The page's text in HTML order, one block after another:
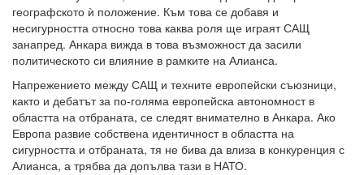
географското ѝ положение. Към това се добавя и
несигурността относно това каква роля ще играят САЩ
занапред. Анкара вижда в това възможност да засили
политическото си влияние в рамките на Алианса.
Напрежението между САЩ и техните европейски съюзници,
както и дебатът за по-голяма европейска автономност в
областта на отбраната, се следят внимателно в Анкара. Ако
Европа развие собствена идентичност в областта на
сигурността и отбраната, тя не бива да влиза в конкуренция с
Алианса, а трябва да допълва тази в НАТО.